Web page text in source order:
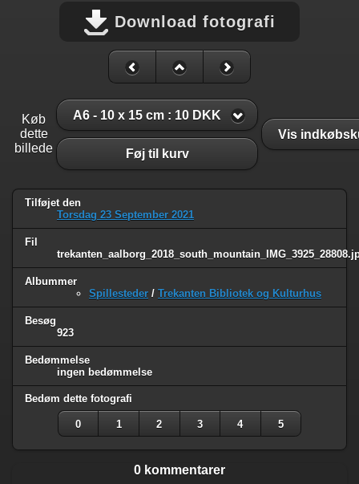
Download fotografi
Køb
dette
billede
A6 - 10 x 15 cm : 10 DKK
Føj til kurv
Vis
Tilføjet den
Torsdag 23 September 2021
Fil
Albummer
Spillesteder / Trekanten Bibliotek og Kulturhus
Besøg
923
Bedømmelse
ingen bedømmelse
Bedøm dette fotografi
0 1 2 3 4 5
0 kommentarer